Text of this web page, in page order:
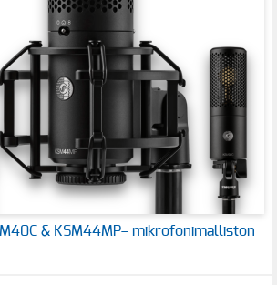
& KSM44MP– mikrofonimalliston